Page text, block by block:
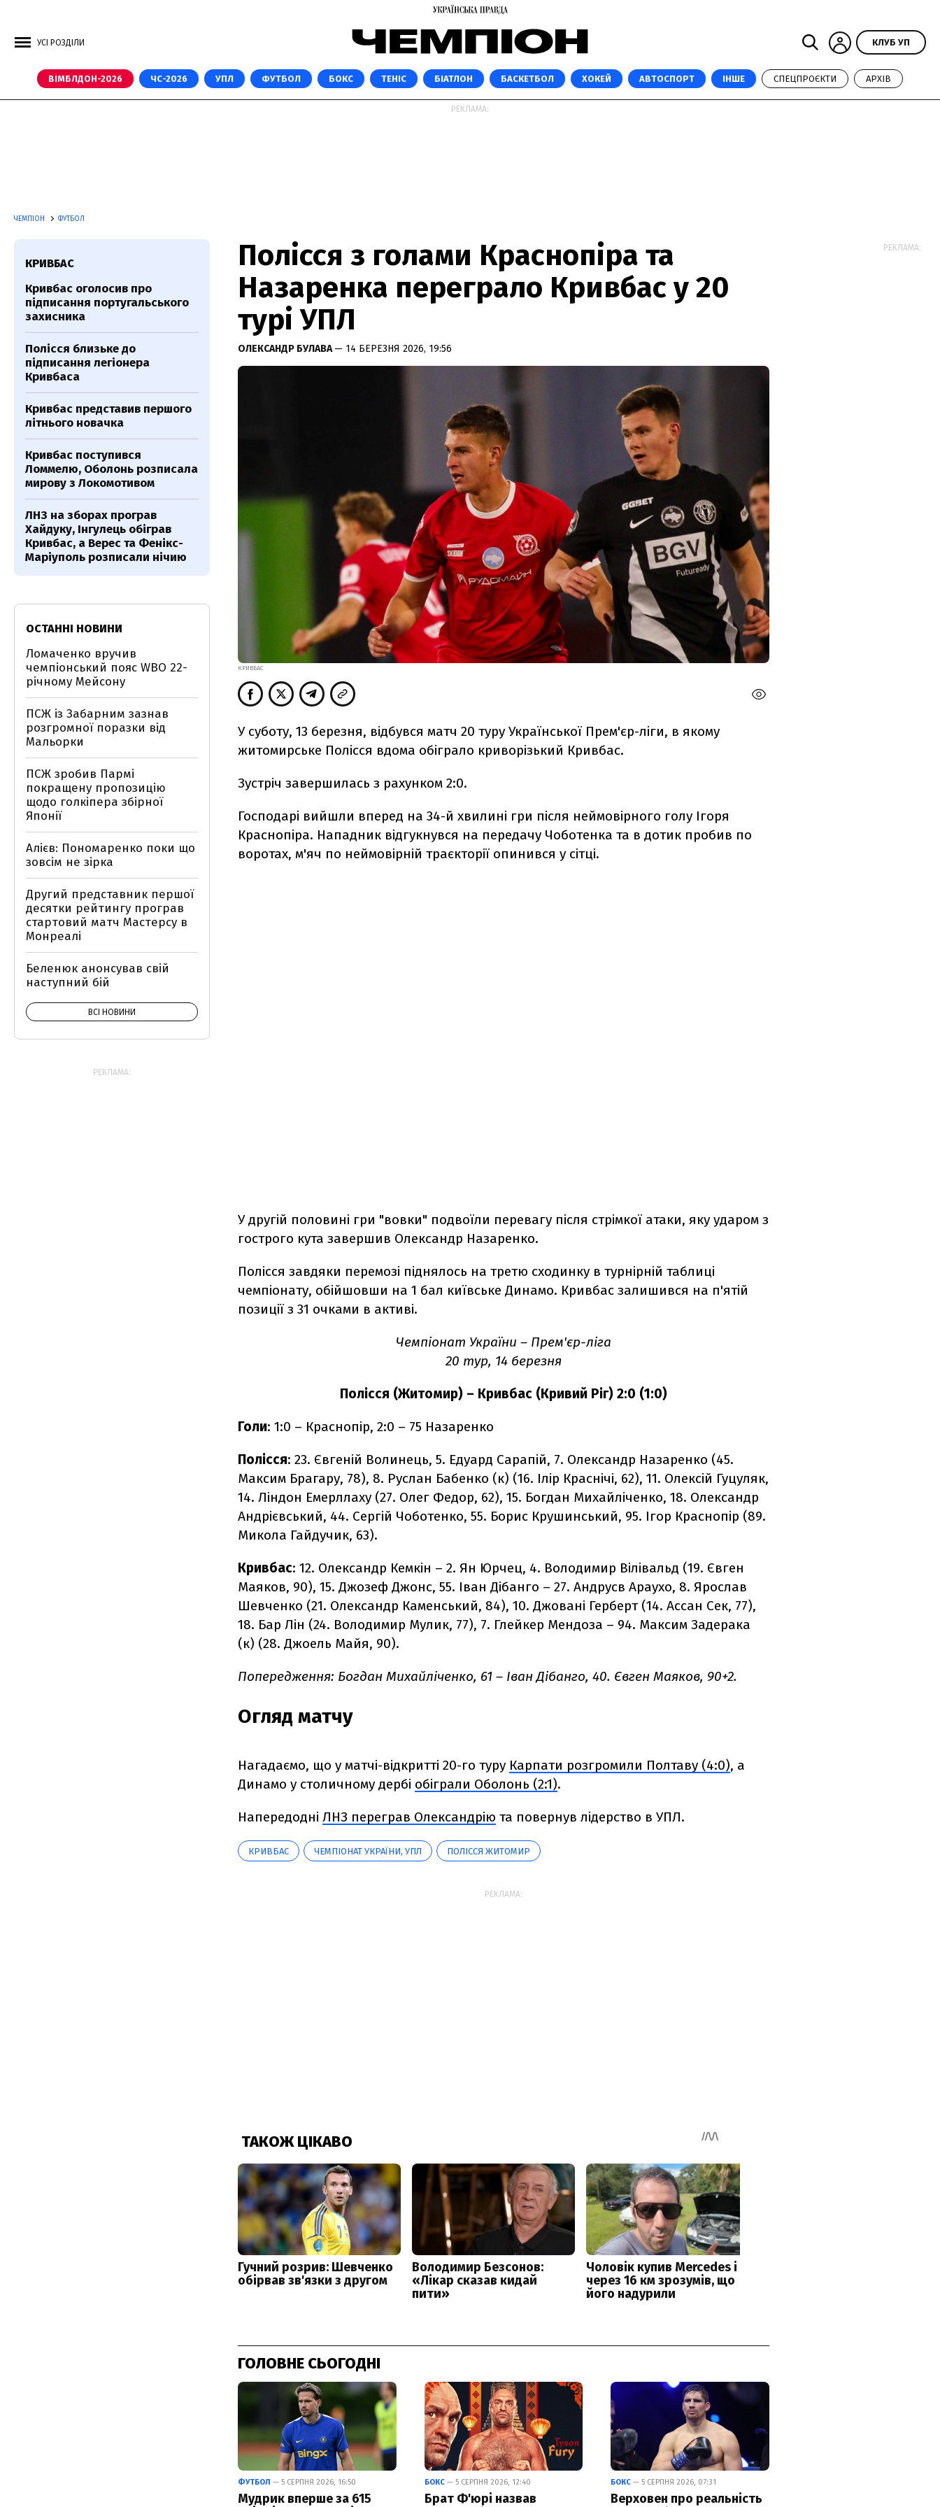
УСІ РОЗДІЛИ КЛУБ УП
ВІМБЛДОН-2026 ЧС-2026 УПЛ ФУТБОЛ БОКС ТЕНІС БІАТЛОН БАСКЕТБОЛ ХОКЕЙ АВТОСПОРТ ІНШЕ СПЕЦПРОЄКТИ АРХІВ
РЕКЛАМА:
ЧЕМПІОН ФУТБОЛ
Полісся з голами Краснопіра та
Назаренка переграло Кривбас у 20
турі УПЛ
ОЛЕКСАНДР БУЛАВА— 14 БЕРЕЗНЯ 2026, 19:56
КРИВБАС
У суботу, 13 березня, відбувся матч 20 туру Української Прем'єр-ліги, в якому
житомирське Полісся вдома обіграло криворізький Кривбас.
Зустріч завершилась з рахунком 2:0.
Господарі вийшли вперед на 34-й хвилині гри після неймовірного голу Ігоря
Краснопіра. Нападник відгукнувся на передачу Чоботенка та в дотик пробив по
воротах, м'яч по неймовірній траєкторії опинився у сітці.
У другій половині гри "вовки" подвоїли перевагу після стрімкої атаки, яку ударом з
гострого кута завершив Олександр Назаренко.
Полісся завдяки перемозі піднялось на третю сходинку в турнірній таблиці
чемпіонату, обійшовши на 1 бал київське Динамо. Кривбас залишився на п'ятій
позиції з 31 очками в активі.
Чемпіонат України – Прем'єр-ліга
20 тур, 14 березня
Полісся (Житомир) – Кривбас (Кривий Ріг) 2:0 (1:0)
Голи: 1:0 – Краснопір, 2:0 – 75 Назаренко
Полісся: 23. Євгеній Волинець, 5. Едуард Сарапій, 7. Олександр Назаренко (45.
Максим Брагару, 78), 8. Руслан Бабенко (к) (16. Ілір Краснічі, 62), 11. Олексій Гуцуляк,
14. Ліндон Емерллаху (27. Олег Федор, 62), 15. Богдан Михайліченко, 18. Олександр
Андрієвський, 44. Сергій Чоботенко, 55. Борис Крушинський, 95. Ігор Краснопір (89.
Микола Гайдучик, 63).
Кривбас: 12. Олександр Кемкін – 2. Ян Юрчец, 4. Володимир Вілівальд (19. Євген
Маяков, 90), 15. Джозеф Джонс, 55. Іван Дібанго – 27. Андрусв Араухо, 8. Ярослав
Шевченко (21. Олександр Каменський, 84), 10. Джовані Герберт (14. Ассан Сек, 77),
18. Бар Лін (24. Володимир Мулик, 77), 7. Глейкер Мендоза – 94. Максим Задерака
(к) (28. Джоель Майя, 90).
Попередження: Богдан Михайліченко, 61 – Іван Дібанго, 40. Євген Маяков, 90+2.
Огляд матчу
Нагадаємо, що у матчі-відкритті 20-го туру Карпати розгромили Полтаву (4:0), а
Динамо у столичному дербі обіграли Оболонь (2:1).
Напередодні ЛНЗ переграв Олександрію та повернув лідерство в УПЛ.
КРИВБАС ЧЕМПІОНАТ УКРАЇНИ, УПЛ ПОЛІССЯ ЖИТОМИР
РЕКЛАМА:
ГОЛОВНЕ СЬОГОДНІ
ФУТБОЛ — 5 СЕРПНЯ 2026, 16:50
Мудрик вперше за 615
БОКС— 5 СЕРПНЯ 2026, 12:40
Брат Ф'юрі назвав
БОКС — 5 СЕРПНЯ 2026, 07:31
Верховен про реальність
КРИВБАС
Кривбас оголосив про
підписання португальського
захисника
Полісся близьке до
підписання легіонера
Кривбаса
Кривбас представив першого
літнього новачка
Кривбас поступився
Ломмелю, Оболонь розписала
мирову з Локомотивом
ЛНЗ на зборах програв
Хайдуку, Інгулець обіграв
Кривбас, а Верес та Фенікс-
Маріуполь розписали нічию
ОСТАННІ НОВИНИ
Ломаченко вручив
чемпіонський пояс WBO 22-
річному Мейсону
ПСЖ із Забарним зазнав
розгромної поразки від
Мальорки
ПСЖ зробив Пармі
покращену пропозицію
щодо голкіпера збірної
Японії
Алієв: Пономаренко поки що
зовсім не зірка
Другий представник першої
десятки рейтингу програв
стартовий матч Мастерсу в
Монреалі
Беленюк анонсував свій
наступний бій
ВСІ НОВИНИ
РЕКЛАМА:
РЕКЛАМА: